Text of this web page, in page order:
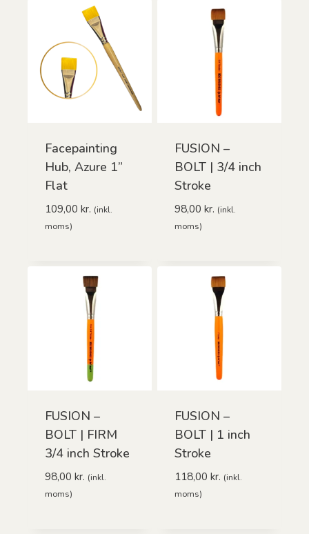
Facepainting
Hub, Azure 1”
Flat
109,00 kr. (inkl.
moms)
FUSION –
BOLT | 3/4 inch
Stroke
98,00 kr. (inkl.
moms)
FUSION –
BOLT | FIRM
3/4 inch Stroke
98,00 kr. (inkl.
moms)
FUSION –
BOLT | 1 inch
Stroke
118,00 kr. (inkl.
moms)